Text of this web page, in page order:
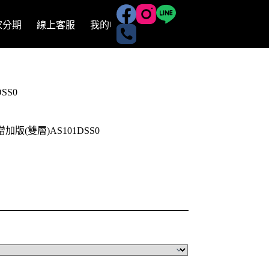
分期 線上客服 我的帳號
加版(雙層)AS101DSS0